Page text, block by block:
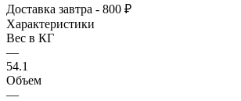
Доставка завтра - 800 ₽
Характеристики
Вес в КГ
—
54.1
Объем
—